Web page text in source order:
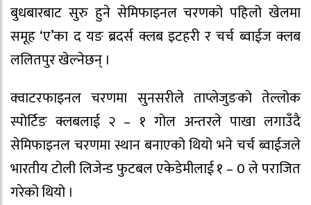
बुधबारबाट सुरु हुने सेमिफाइनल चरणको पहिलो खेलमा
समूह ‘ए’का द यङ ब्रदर्स क्लब इटहरी र चर्च ब्वाईज क्लब
ललितपुर खेल्नेछन् ।
क्वाटरफाइनल चरणमा सुनसरीले ताप्लेजुङको तेल्लोक
स्पोर्टिङ क्लबलाई २ – १ गोल अन्तरले पाखा लगाउँदै
सेमिफाइनल चरणमा स्थान बनाएको थियो भने चर्च ब्वाईजले
भारतीय टोली लिजेन्ड फुटबल एकेडेमीलाई १ – 0 ले पराजित
गरेको थियो ।